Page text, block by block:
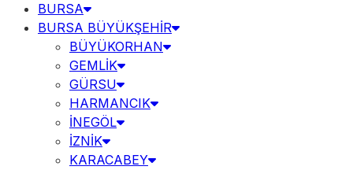
BURSA
BURSA BÜYÜKŞEHİR
BÜYÜKORHAN
GEMLİK
GÜRSU
HARMANCIK
İNEGÖL
İZNİK
KARACABEY